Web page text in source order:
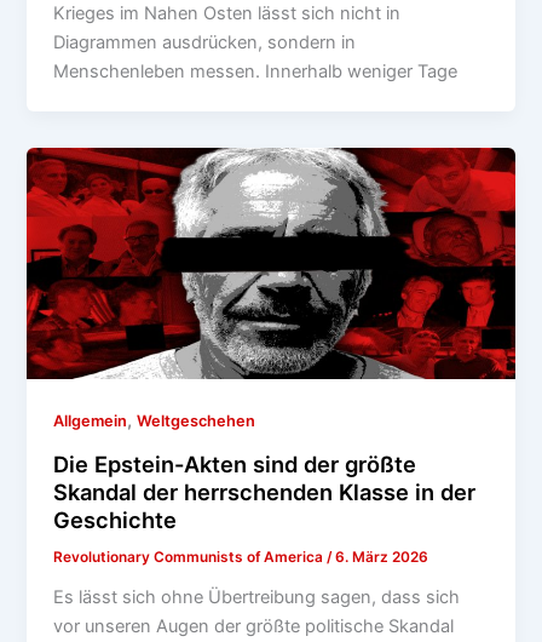
Krieges im Nahen Osten lässt sich nicht in
Diagrammen ausdrücken, sondern in
Menschenleben messen. Innerhalb weniger Tage
Allgemein,Weltgeschehen
Die Epstein-Akten sind der größte
Skandal der herrschenden Klasse in der
Geschichte
Revolutionary Communists of America /6. März 2026
Es lässt sich ohne Übertreibung sagen, dass sich
vor unseren Augen der größte politische Skandal